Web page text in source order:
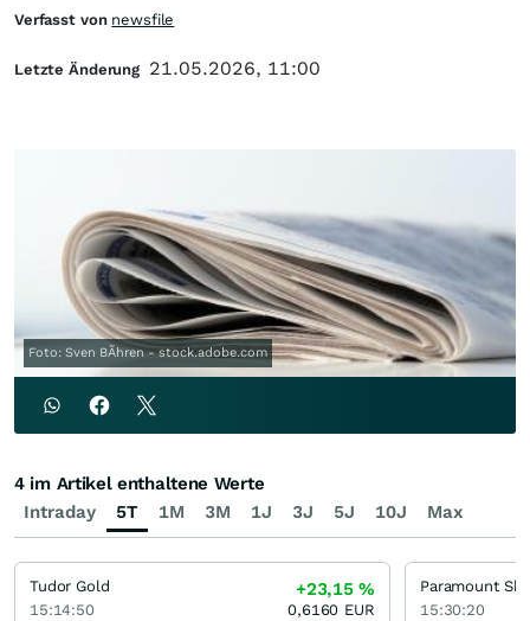
Foto: Sven BÃhren - stock.adobe.com
Verfasst von newsfile
Letzte Änderung 21.05.2026, 11:00
Intraday 5T 1M 3M 1J 3J 5J 10J Max
4 im Artikel enthaltene Werte
Tudor Gold
15:14:50
+23,15%
0,6160 EUR 15:30:20